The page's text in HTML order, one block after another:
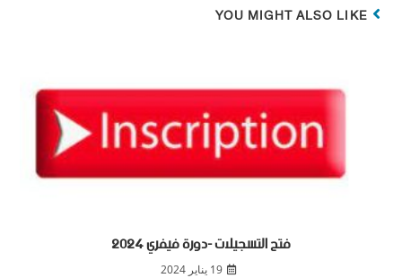
YOU MIGHT ALSO LIKE
فتح التسجيلات -دورة فيفري 2024
19 يناير 2024